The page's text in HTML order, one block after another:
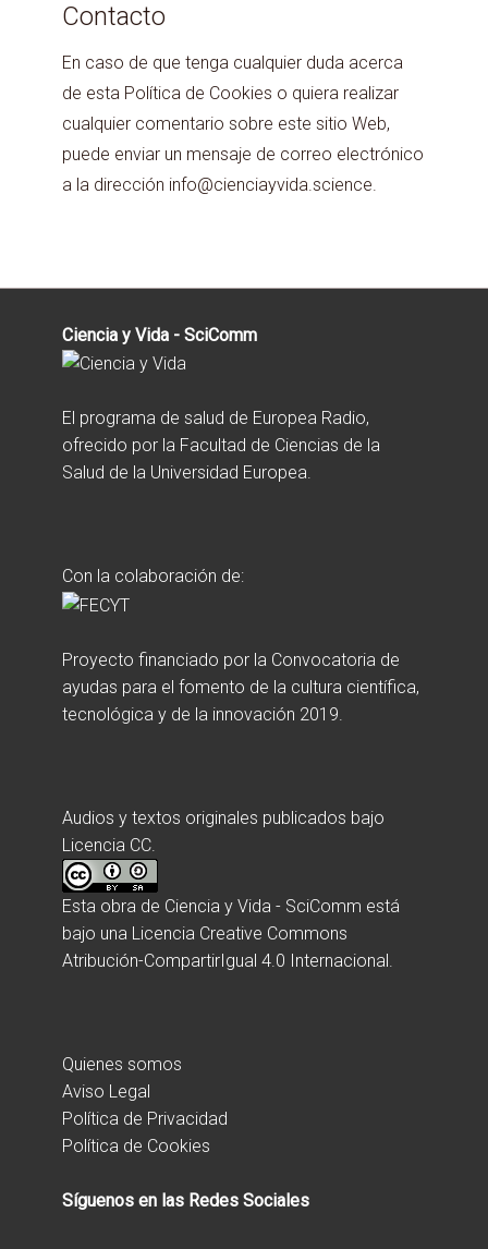
Contacto
En caso de que tenga cualquier duda acerca
de esta Política de Cookies o quiera realizar
cualquier comentario sobre este sitio Web,
puede enviar un mensaje de correo electrónico
a la dirección info@cienciayvida.science.
Ciencia y Vida - SciComm
El programa de salud de Europea Radio,
ofrecido por la Facultad de Ciencias de la
Salud de la Universidad Europea.
Con la colaboración de:
Proyecto financiado por la Convocatoria de
ayudas para el fomento de la cultura científica,
tecnológica y de la innovación 2019.
Audios y textos originales publicados bajo
Licencia CC.
Esta obra de Ciencia y Vida - SciComm está
bajo una Licencia Creative Commons
Atribución-CompartirIgual 4.0 Internacional
Quienes somos
Aviso Legal
Política de Privacidad
Política de Cookies
Síguenos en las Redes Sociales